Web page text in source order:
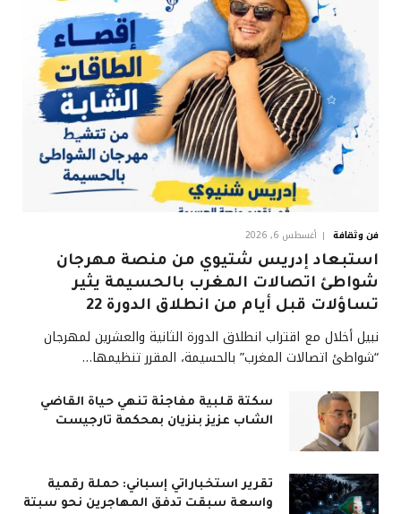
فن وثقافة
أغسطس 6, 2026
استبعاد إدريس شتيوي من منصة مهرجان
شواطئ اتصالات المغرب بالحسيمة يثير
تساؤلات قبل أيام من انطلاق الدورة 22
نبيل أخلال مع اقتراب انطلاق الدورة الثانية والعشرين لمهرجان
“شواطئ اتصالات المغرب” بالحسيمة، المقرر تنظيمها…
سكتة قلبية مفاجئة تنهي حياة القاضي
الشاب عزيز بنزيان بمحكمة تارجيست
تقرير استخباراتي إسباني: حملة رقمية
واسعة سبقت تدفق المهاجرين نحو سبتة